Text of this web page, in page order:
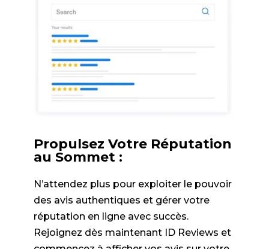
Propulsez Votre Réputation
au Sommet :
N’attendez plus pour exploiter le pouvoir
des avis authentiques et gérer votre
réputation en ligne avec succès.
Rejoignez dès maintenant ID Reviews et